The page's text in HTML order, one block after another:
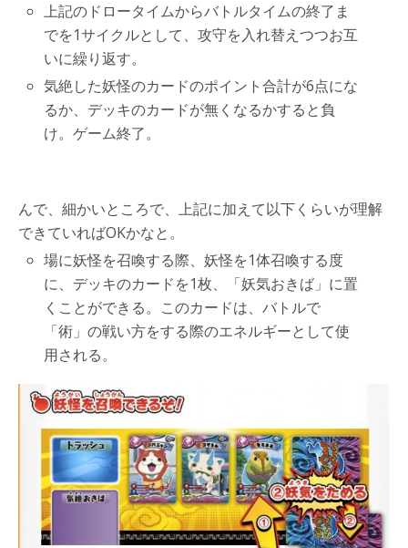
上記のドロータイムからバトルタイムの終了ま
でを1サイクルとして、攻守を入れ替えつつお互
いに繰り返す。
気絶した妖怪のカードのポイント合計が6点にな
るか、デッキのカードが無くなるかすると負
け。ゲーム終了。
んで、細かいところで、上記に加えて以下くらいが理解
できていればOKかなと。
場に妖怪を召喚する際、妖怪を1体召喚する度
に、デッキのカードを1枚、「妖気おきば」に置
くことができる。このカードは、バトルで
「術」の戦い方をする際のエネルギーとして使
用される。